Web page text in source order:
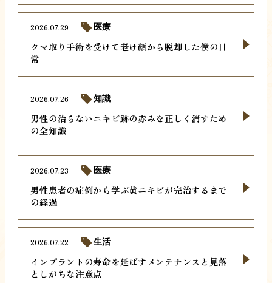
クマ取り手術を受けて老け顔から脱却した僕の日
常
2026.07.29 医療
男性の治らないニキビ跡の赤みを正しく消すため
の全知識
2026.07.26 知識
男性患者の症例から学ぶ黄ニキビが完治するまで
の経過
2026.07.23 医療
インプラントの寿命を延ばすメンテナンスと見落
としがちな注意点
2026.07.22 生活